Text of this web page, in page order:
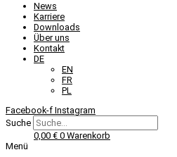
News
Karriere
Downloads
Über uns
Kontakt
DE
EN
FR
PL
Facebook-f Instagram
Suche
0,00 € 0 Warenkorb
Menü